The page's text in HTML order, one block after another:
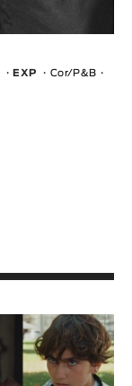
EXP
Cor/P&B